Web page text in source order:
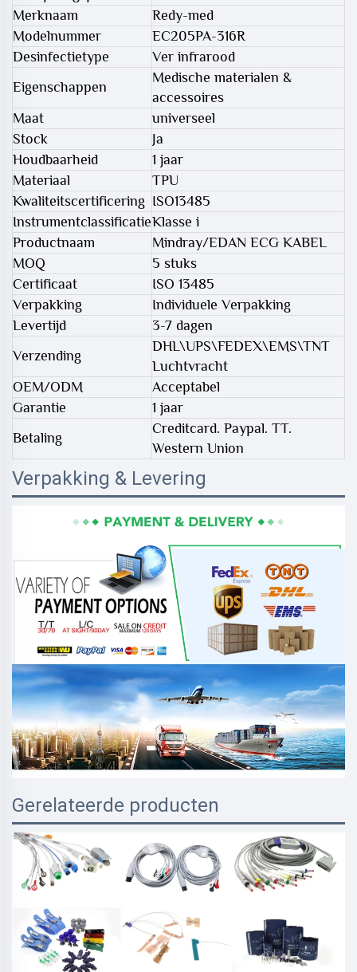
Merknaam
Redy-med
Modelnummer
EC205PA-316R
Desinfectietype
Ver infrarood
Eigenschappen
Medische materialen &
accessoires
Maat
universeel
Stock
Ja
Houdbaarheid
1 jaar
Materiaal
TPU
Kwaliteitscertificering ISO13485
InstrumentclassificatieKlasse i
Productnaam
Mindray/EDAN ECG KABEL
MOQ
5 stuks
Certificaat
ISO 13485
Verpakking
Individuele Verpakking
Levertijd
3-7 dagen
Verzending
DHL\UPS\FEDEX\EMS\TNT
Luchtvracht
OEM/ODM
Acceptabel
Garantie
1 jaar
Betaling
Creditcard. Paypal. TT.
Western Union
Verpakking & Levering
Gerelateerde producten